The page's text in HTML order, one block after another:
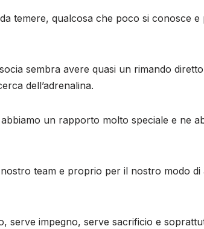
temere, qualcosa che poco si conosce
sembra avere quasi un rimando
dell’adrenalina.
un rapporto molto speciale e ne
team e proprio per il nostro modo di
serve impegno, serve sacrificio e